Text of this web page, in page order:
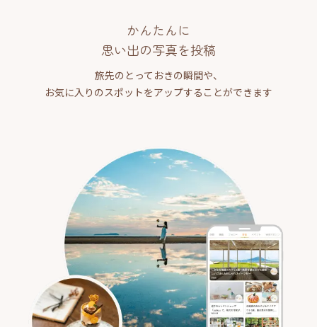
かんたんに
思い出の写真を投稿
旅先のとっておきの瞬間や、
お気に入りのスポットをアップすることができます